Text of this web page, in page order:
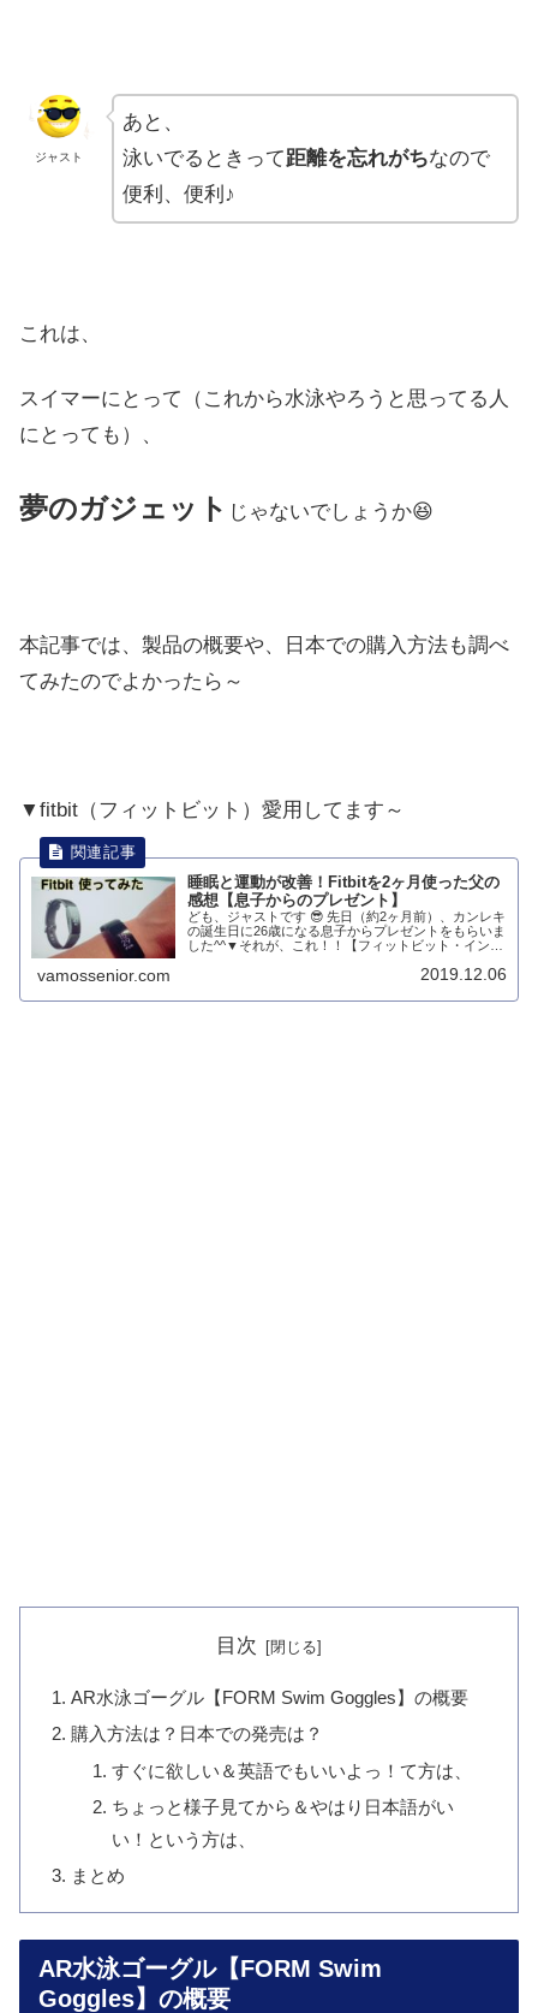
ジャスト
あと、
泳いでるときって距離を忘れがちなので
便利、便利♪
これは、
スイマーにとって（これから水泳やろうと思ってる人
にとっても）、
夢のガジェッ ト じゃないでしょうか😆
本記事では、製品の概要や、日本での購入方法も調べ
てみたのでよかったら～
▼fitbit（フィットビット）愛用してます～
睡眠と運動が改善！Fitbitを2ヶ月使った父の
感想【息子からのプレゼント】
ども、ジャストです 😎 先日（約2ヶ月前）、カンレキ
の誕生日に26歳になる息子からプレゼントをもらいま
した^^▼それが、これ！！【フィットビット・インス
から！（←息子）という理由で選んでく...
vamossenior.com 2019.12.06
目次
AR水泳ゴーグル【FORM Swim Goggles】の概要
購入方法は？日本での発売は？
すぐに欲しい＆英語でもいいよっ！て方は、
ちょっと様子見てから＆やはり日本語がい
い！という方は、
まとめ
AR水泳ゴーグル【FORM Swim
Goggles】の概要